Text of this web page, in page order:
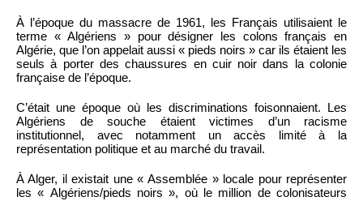
À l’époque du massacre de 1961, les Français utilisaient le
terme « Algériens » pour désigner les colons français en
Algérie, que l’on appelait aussi « pieds noirs » car ils étaient les
seuls à porter des chaussures en cuir noir dans la colonie
française de l’époque.
C’était une époque où les discriminations foisonnaient. Les
Algériens de souche étaient victimes d’un racisme
institutionnel, avec notamment un accès limité à la
représentation politique et au marché du travail.
À Alger, il existait une « Assemblée » locale pour représenter
les « Algériens/pieds noirs », où le million de colonisateurs